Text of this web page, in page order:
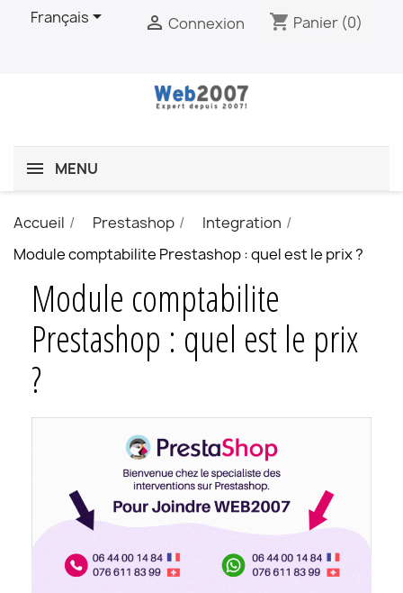
Français  Connexion shopping_cart Panier (0)
MENU
Accueil Prestashop
Integration
Module comptabilite Prestashop : quel est le prix ?
Module comptabilite
Prestashop : quel est le prix
?